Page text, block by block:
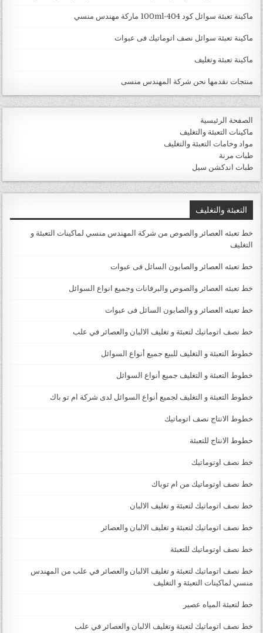
ماكينة تعبئة سوائل كود 404-100ml ماركة مهندس منسي
ماكينة تعبئة سوائل نصف اتوماتيك فى عبوات
ماكينة تعبئة وتغليف
منتجات نقدمها نحن شركة المهندس منسى
الصفحة الرئيسية
ماكينات التعبئة والتغليف
مواد وخامات التعبئة والتغليف
طبات مرنة
طبات اندكشن سيل
التعبئة والتغليف
خط تعبئه العصائر والصوص من شركة المهندس منسي لماكينات التعبئة و
التغليف
خط تعبئه العصائر والصابون السائل فى عبوات
خط تعبئه العصائر والصوص والبرفانات وجميع انواع السوائل
خط تعبئه العصائر و والصابون السائل فى عبوات
خط نصف اتوماتيك لتعبئة و تغليف الالبان والعصائر في علب
خطوط التعبئة و التغليف للبيع جميع أنواع السوائل
خطوط التعبئة و التغليف جميع أنواع السوائل
خطوط التعبئة و التغليف لجميع أنواع السوائل لدى شركة ام تو باك
خطوط الانتاج نصف اتوماتيك
خطوط الانتاج للتعبئة
خط نصف اوتوماتيك
خط نصف اوتوماتيك من ام توباك
خط نصف اتوماتيك لتعبئة و تغليف الالبان
خط نصف اتوماتيك لتعبئة و تغليف الالبان والعصائر
خط نصف اوتوماتيك للتعبئة
خط نصف اتوماتيك لتعبئة و تغليف الالبان والعصائر في علب من المهندس
منسي لماكينات التعبئة و التغليف
خط لتعبئة المياه عصير
خط نصف اتوماتيك لتعبئة وتغليف الالبان والعصائر في علب